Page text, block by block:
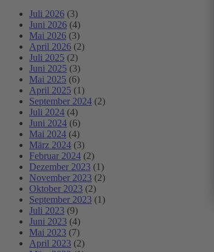
Juli 2026 (3)
Juni 2026 (4)
Mai 2026 (3)
April 2026 (2)
Juli 2025 (2)
Juni 2025 (3)
Mai 2025 (6)
April 2025 (1)
September 2024 (2)
Juli 2024 (4)
Juni 2024 (6)
Mai 2024 (4)
März 2024 (3)
Februar 2024 (2)
Dezember 2023 (1)
November 2023 (2)
Oktober 2023 (2)
September 2023 (1)
Juli 2023 (9)
Juni 2023 (4)
Mai 2023 (7)
April 2023 (2)